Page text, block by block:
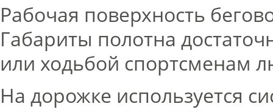
Рабочая поверхность
Габариты полотна
или ходьбой спортсменам
На дорожке используется